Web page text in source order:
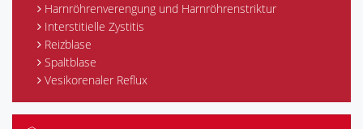
Harnröhrenverengung und Harnröhrenstriktur
Interstitielle Zystitis
Reizblase
Spaltblase
Vesikorenaler Reflux